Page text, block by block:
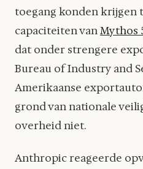
toegang konden krijgen
capaciteiten vanMythos
dat onder strengere
Bureau of Industry and
Amerikaanse
grond van nationale
overheid niet.
Anthropic reageerde